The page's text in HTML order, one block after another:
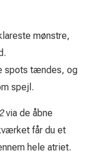
mønstre,
spots tændes, og
spejl.
via de åbne
får du et
hele atriet.